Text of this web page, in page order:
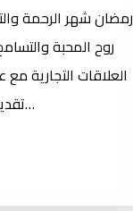
رمضان شهر الرحمة
روح المحبة
العلاقات التجارية
تقديم تجربة إيجابية ومميزة…